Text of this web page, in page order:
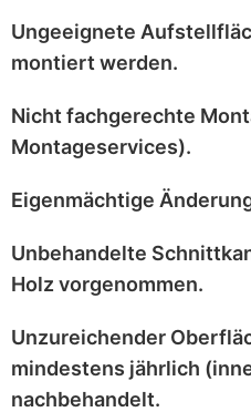
Ungeeignete
montiert werden.
Nicht fachgerechte
Montageservices).
Eigenmächtige
Unbehandelte
Holz vorgenommen.
Unzureichender
mindestens jährlich
nachbehandelt.